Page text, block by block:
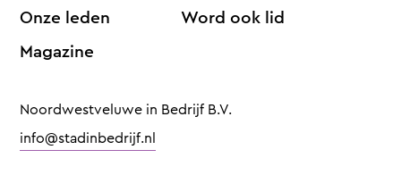
Onze leden
Magazine
Word ook lid
Noordwestveluwe in Bedrijf B.V.
info@stadinbedrijf.nl